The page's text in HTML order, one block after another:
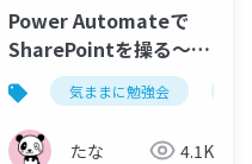
powerapps
Power Automateで
SharePointを操る～
Part7～気ままに勉強会
たな 4.1K